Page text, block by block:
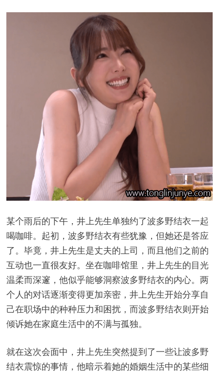
某个雨后的下午，井上先生单独约了波多野结衣一起
喝咖啡。起初，波多野结衣有些犹豫，但她还是答应
了。毕竟，井上先生是丈夫的上司，而且他们之前的
互动也一直很友好。坐在咖啡馆里，井上先生的目光
温柔而深邃，他似乎能够洞察波多野结衣的内心。两
个人的对话逐渐变得更加亲密，井上先生开始分享自
己在职场中的种种压力和困扰，而波多野结衣则开始
倾诉她在家庭生活中的不满与孤独。
就在这次会面中，井上先生突然提到了一些让波多野
结衣震惊的事情，他暗示着她的婚姻生活中的某些细